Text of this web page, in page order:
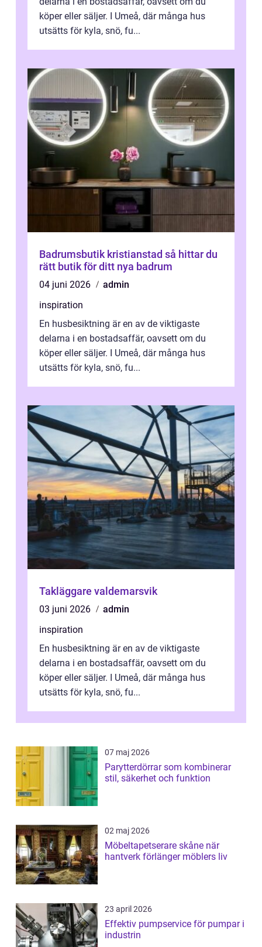
köper eller säljer. I Umeå, där många hus
utsätts för kyla, snö, fu...
Badrumsbutik kristianstad så hittar du
rätt butik för ditt nya badrum
04 juni 2026
admin
inspiration
En husbesiktning är en av de viktigaste
delarna i en bostadsaffär, oavsett om du
köper eller säljer. I Umeå, där många hus
utsätts för kyla, snö, fu...
Takläggare valdemarsvik
03 juni 2026
admin
inspiration
En husbesiktning är en av de viktigaste
delarna i en bostadsaffär, oavsett om du
köper eller säljer. I Umeå, där många hus
utsätts för kyla, snö, fu...
07 maj 2026
Parytterdörrar som kombinerar
stil, säkerhet och funktion
02 maj 2026
Möbeltapetserare skåne när
hantverk förlänger möblers liv
23 april 2026
Effektiv pumpservice för pumpar i
industrin